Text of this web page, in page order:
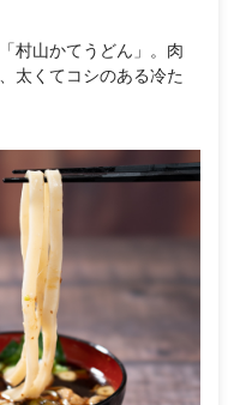
村山かてうどん」。肉
太くてコシのある冷た